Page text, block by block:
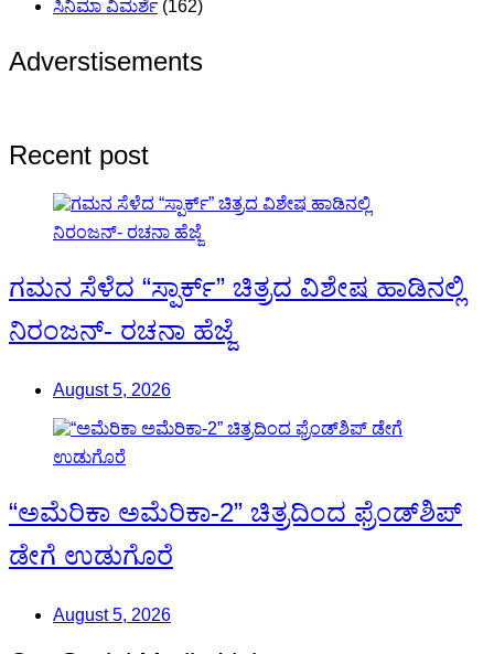
ಸಿನಿಮಾ ವಿಮರ್ಶೆ (162)
Adverstisements
Recent post
ಗಮನ ಸೆಳೆದ “ಸ್ಪಾರ್ಕ್” ಚಿತ್ರದ ವಿಶೇಷ ಹಾಡಿನಲ್ಲಿ
ನಿರಂಜನ್- ರಚನಾ ಹೆಜ್ಜೆ
August 5, 2026
“ಅಮೆರಿಕಾ ಅಮೆರಿಕಾ-2” ಚಿತ್ರದಿಂದ ಫ್ರೆಂಡ್‍ಶಿಪ್
ಡೇಗೆ ಉಡುಗೊರೆ
August 5, 2026